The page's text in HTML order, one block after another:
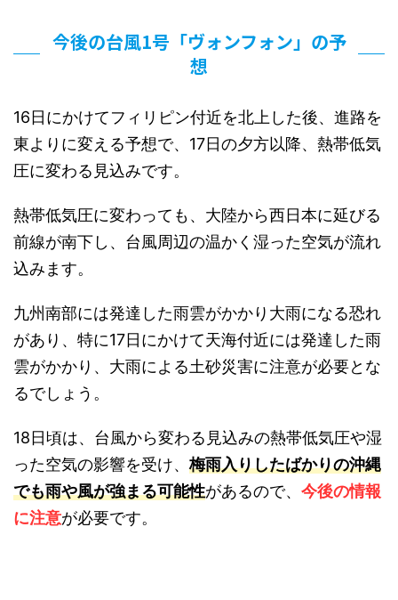
今後の台風1号「ヴォンフォン」の予
想
16日にかけてフィリピン付近を北上した後、進路を
東よりに変える予想で、17日の夕方以降、熱帯低気
圧に変わる見込みです。
熱帯低気圧に変わっても、大陸から西日本に延びる
前線が南下し、台風周辺の温かく湿った空気が流れ
込みます。
九州南部には発達した雨雲がかかり大雨になる恐れ
があり、特に17日にかけて天海付近には発達した雨
雲がかかり、大雨による土砂災害に注意が必要とな
るでしょう。
18日頃は、台風から変わる見込みの熱帯低気圧や湿
った空気の影響を受け、梅雨入りしたばかりの沖縄
でも雨や風が強まる可能性があるので、 今後の情報
に注意が必要です。